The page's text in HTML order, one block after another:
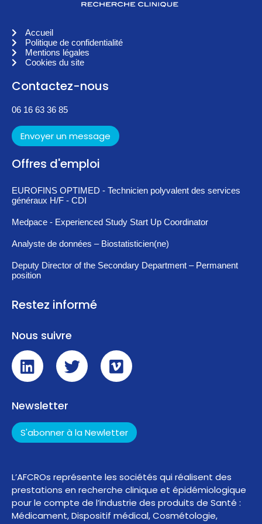
Accueil
Politique de confidentialité
Mentions légales
Cookies du site
Contactez-nous
06 16 63 36 85
Envoyer un message
Offres d'emploi
EUROFINS OPTIMED - Technicien polyvalent des services
généraux H/F - CDI
Medpace - Experienced Study Start Up Coordinator
Analyste de données – Biostatisticien(ne)
Deputy Director of the Secondary Department – Permanent
position
Restez informé
Nous suivre
Newsletter
S'abonner à la Newletter
L’AFCROs représente les sociétés qui réalisent des
prestations en recherche clinique et épidémiologique
pour le compte de l’industrie des produits de Santé :
Médicament, Dispositif médical, Cosmétologie,